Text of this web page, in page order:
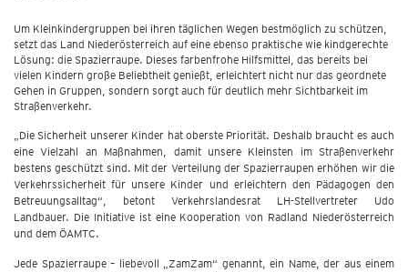
Um Kleinkindergruppen bei ihren täglichen Wegen bestmöglich zu schützen,
setzt das Land Niederösterreich auf eine ebenso praktische wie kindgerechte
Lösung: die Spazierraupe. Dieses farbenfrohe Hilfsmittel, das bereits bei
vielen Kindern große Beliebtheit genießt, erleichtert nicht nur das geordnete
Gehen in Gruppen, sondern sorgt auch für deutlich mehr Sichtbarkeit im
Straßenverkehr.
„Die Sicherheit unserer Kinder hat oberste Priorität. Deshalb braucht es auch
eine Vielzahl an Maßnahmen, damit unsere Kleinsten im Straßenverkehr
bestens geschützt sind. Mit der Verteilung der Spazierraupen erhöhen wir die
Verkehrssicherheit für unsere Kinder und erleichtern den Pädagogen den
Betreuungsalltag“, betont Verkehrslandesrat LH-Stellvertreter Udo
Landbauer. Die Initiative ist eine Kooperation von Radland Niederösterreich
und dem ÖAMTC.
Jede Spazierraupe – liebevoll „ZamZam“ genannt, ein Name, der aus einem